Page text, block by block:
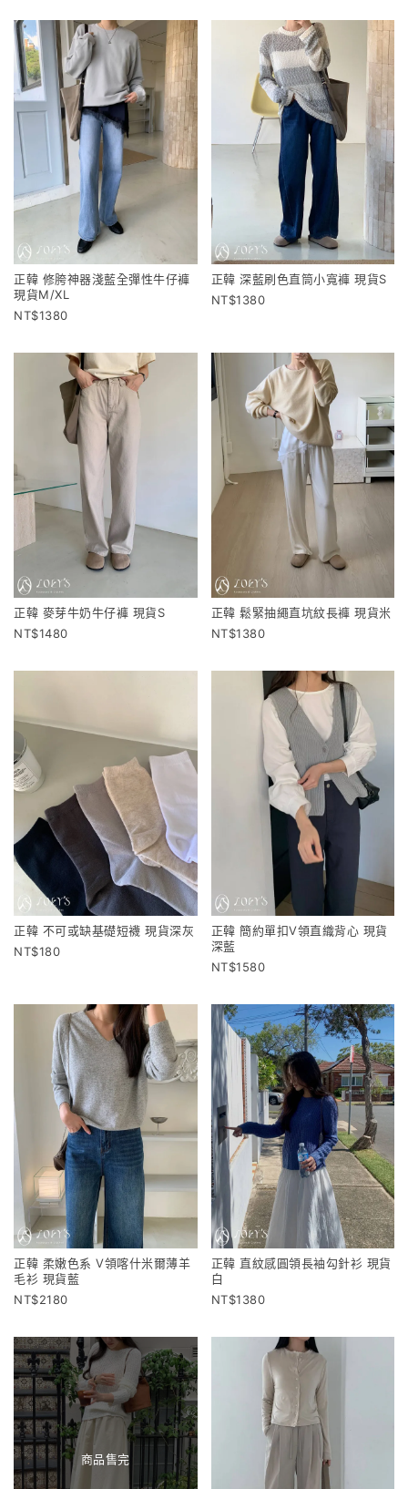
正韓 修胯神器淺藍全彈性牛仔褲
現貨M/XL
1380
正韓 深藍刷色直筒小寬褲 現貨S
1380
正韓 麥芽牛奶牛仔褲 現貨S
1480
正韓 鬆緊抽繩直坑紋長褲 現貨米
1380
正韓 不可或缺基礎短襪 現貨深灰
180
正韓 簡約單扣V領直織背心 現貨
深藍
1580
正韓 柔嫩色系 V領喀什米爾薄羊
毛衫 現貨藍
2180
正韓 直紋感圓領長袖勾針衫 現貨
白
1380
商品售完